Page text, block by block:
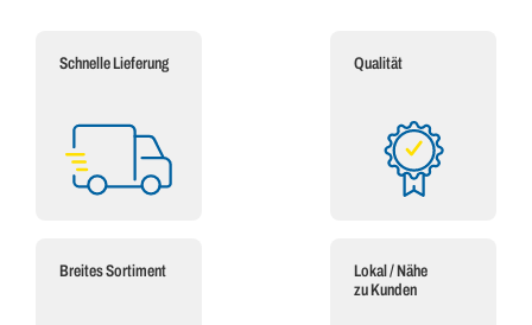
Schnelle Lieferung Qualität
Breites Sortiment
Lokal / Nähe
zu Kunden